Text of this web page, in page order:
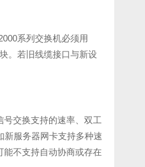
系列交换机必须用
。若旧线缆接口与新设
交换支持的速率、双工
新服务器网卡支持多种速
不支持自动协商或存在